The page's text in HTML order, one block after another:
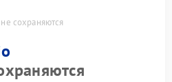
сохраняются